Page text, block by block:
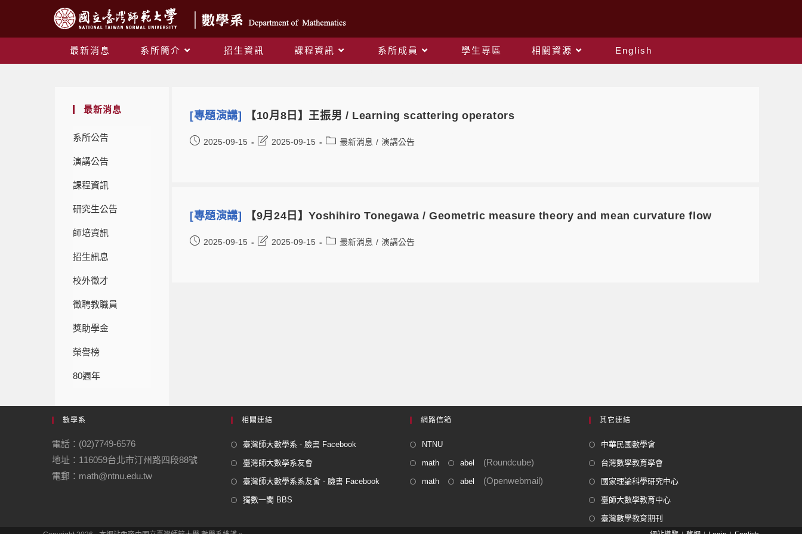
最新消息 系所簡介 招生資訊 課程資訊 系所成員 學生專區 相關資源
English
最新消息
系所公告
演講公告
課程資訊
研究生公告
師培資訊
招生訊息
校外徵才
徵聘教職員
獎助學金
榮譽榜
80週年
[專題演講] 【10月8日】王振男 / Learning scattering operators
2025-09-15 2025-09-15 最新消息 / 演講公告
[專題演講] 【9月24日】Yoshihiro Tonegawa / Geometric measure theory and mean curvature flow
2025-09-15 2025-09-15 最新消息 / 演講公告
數學系
電話：(02)7749-6576
地址：116059台北市汀州路四段88號
電郵：math@ntnu.edu.tw
相關連結
臺灣師大數學系 - 臉書 Facebook
臺灣師大數學系友會
臺灣師大數學系系友會 - 臉書 Facebook
獨數一閣 BBS
網路信箱
NTNU
math abel (Roundcube)
math abel (Openwebmail)
其它連結
中華民國數學會
台灣數學教育學會
國家理論科學研究中心
臺師大數學教育中心
臺灣數學教育期刊